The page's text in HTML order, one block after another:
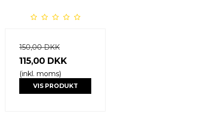
150,00 DKK
115,00 DKK
(inkl. moms)
VIS PRODUKT